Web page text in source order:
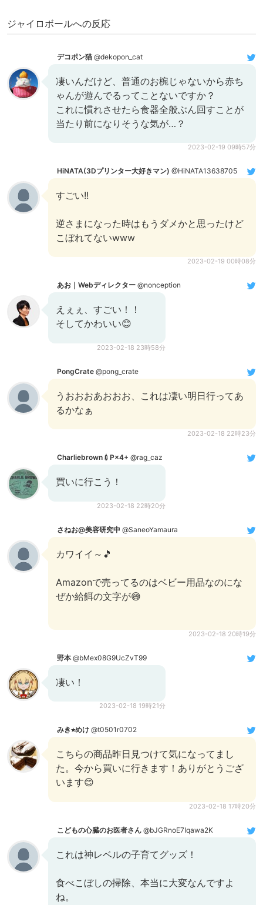
ジャイロボールへの反応
デコポン猫 @dekopon_cat
凄いんだけど、普通のお椀じゃないから赤ち
ゃんが遊んでるってことないですか？
これに慣れさせたら食器全般ぶん回すことが
当たり前になりそうな気が…？
2023-02-19 09時57分
HiNATA(3Dプリンター大好きマン) @HiNATA13638705
すごい!!
逆さまになった時はもうダメかと思ったけど
こぼれてないwww
2023-02-19 00時08分
あお｜Webディレクター @nonception
えぇぇ、すごい！！
そしてかわいい😊
2023-02-18 23時58分
PongCrate @pong_crate
うおおおあおおお、これは凄い明日行ってあ
るかなぁ
2023-02-18 22時23分
Charliebrown💉P×4+ @rag_caz
買いに行こう！
2023-02-18 22時20分
さねお@美容研究中 @SaneoYamaura
カワイイ～🎵
Amazonで売ってるのはベビー用品なのにな
ぜか給餌の文字が😅
2023-02-18 20時19分
野本 @bMex08G9UcZvT99
凄い！
2023-02-18 19時21分
みき⭐︎めけ @t0501r0702
こちらの商品昨日見つけて気になってまし
た。今から買いに行きます！ありがとうござ
います😊
2023-02-18 17時20分
こどもの心臓のお医者さん @bJGRnoE7Iqawa2K
これは神レベルの子育てグッズ！
食べこぼしの掃除、本当に大変なんですよ
ね。